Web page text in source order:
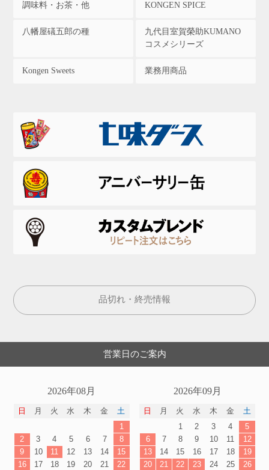
調味料・お茶・他 KONGEN SPICE
八幡屋礒五郎の種
九代目室賀榮助KUMANO
コスメシリーズ
Kongen Sweets 業務用商品
品切れ・終売情報
営業日のご案内
2026年08月
日 月 火 水 木 金
土
1
2
3 4 5 6 7
8
9
10 11 12 13 14
15
16
17 18 19 20 21
22
2026年09月
日 月 火 水 木 金
土
1
2 3 4
5
6
7 8 9 10 11
12
13
14 15 16 17 18
19
20
21 22 23 24 25
26